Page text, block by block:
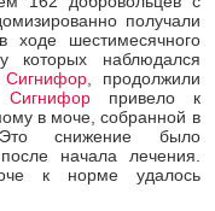
получали
ходе шестимесячного
которых наблюдался
Сигнифор , продолжили
Сигнифорпривело к
в моче, собранной в
снижение было
начала лечения.
к норме удалось